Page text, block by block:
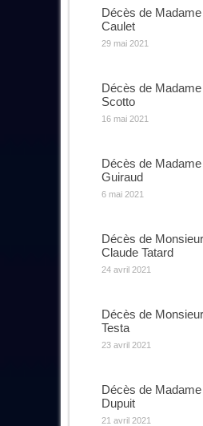
Décès de
Caulet
29 mai 2021
Décès de
Scotto
16 mai 2021
Décès de
Guiraud
6 mai 2021
Décès de
Claude Tatard
24 avril 2021
Décès de
Testa
23 avril 2021
Décès de
Dupuit
21 avril 2021